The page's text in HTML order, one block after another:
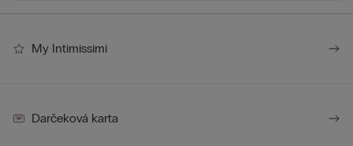
My Intimissimi
Darčeková karta